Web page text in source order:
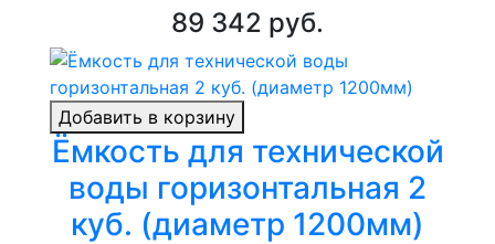
89 342 руб.
Добавить в корзину
Ёмкость для технической
воды горизонтальная 2
куб. (диаметр 1200мм)